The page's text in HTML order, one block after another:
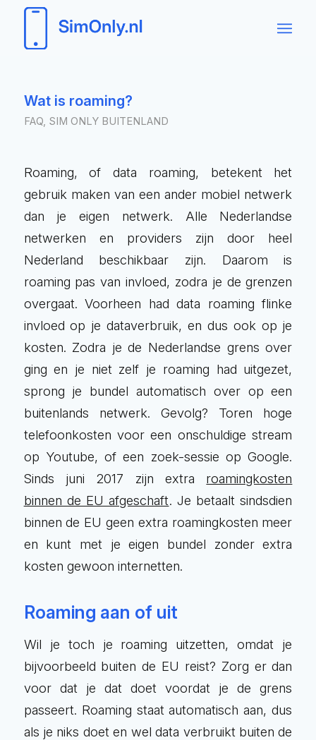
Wat is roaming?
FAQ, SIM ONLY BUITENLAND
Roaming, of data roaming, betekent het
gebruik maken van een ander mobiel netwerk
dan je eigen netwerk. Alle Nederlandse
netwerken en providers zijn door heel
Nederland beschikbaar zijn. Daarom is
roaming pas van invloed, zodra je de grenzen
overgaat. Voorheen had data roaming flinke
invloed op je dataverbruik, en dus ook op je
kosten. Zodra je de Nederlandse grens over
ging en je niet zelf je roaming had uitgezet,
sprong je bundel automatisch over op een
buitenlands netwerk. Gevolg? Toren hoge
telefoonkosten voor een onschuldige stream
op Youtube, of een zoek-sessie op Google.
Sinds juni 2017 zijn extra roamingkosten
binnen de EU afgeschaft. Je betaalt sindsdien
binnen de EU geen extra roamingkosten meer
en kunt met je eigen bundel zonder extra
kosten gewoon internetten.
Roaming aan of uit
Wil je toch je roaming uitzetten, omdat je
bijvoorbeeld buiten de EU reist? Zorg er dan
voor dat je dat doet voordat je de grens
passeert. Roaming staat automatisch aan, dus
als je niks doet en wel data verbruikt buiten de